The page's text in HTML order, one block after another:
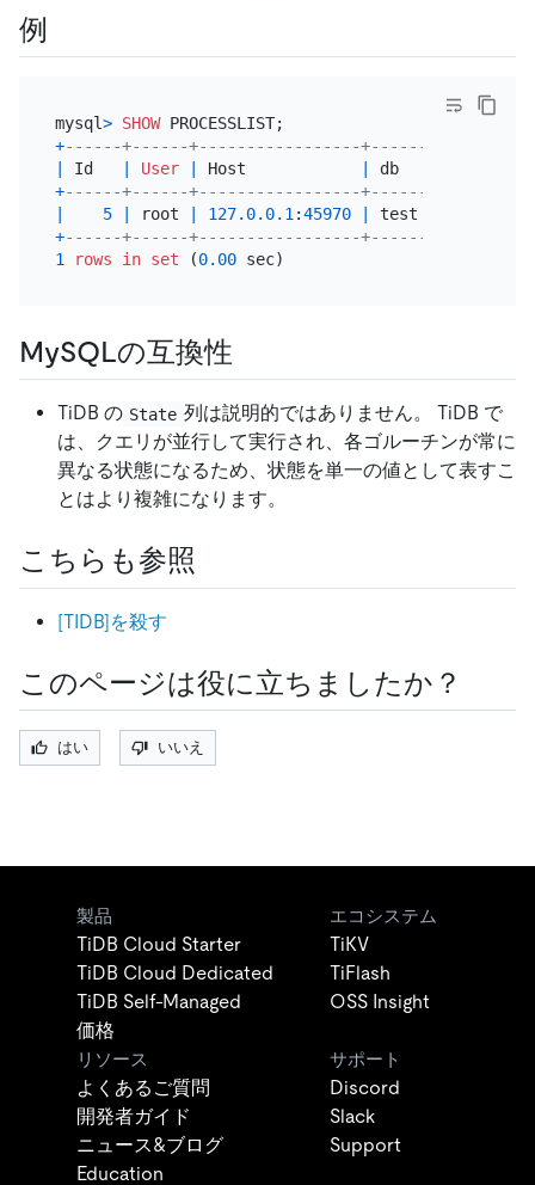
例
mysql> SHOW
+------+------+-----------------+------+---------
|
Id | User | Host | db
+------+------+-----------------+------+---------
|
5 | root | 127.0.0.1 :45970 | test
+------+------+-----------------+------+---------
1
rows in set (0.00
MySQLの互換性
TiDB の State 列は説明的ではありません。 TiDB で
は、クエリが並行して実行され、各ゴルーチンが常に
異なる状態になるため、状態を単一の値として表すこ
とはより複雑になります。
こちらも参照
[TIDB]を殺す
このページは役に立ちましたか？
はい いいえ
製品
TiDB Cloud Starter
TiDB Cloud Dedicated
TiDB Self-Managed
価格
エコシステム
TiKV
TiFlash
OSS Insight
リソース
よくあるご質問
開発者ガイド
ニュース&ブログ
Education
サポート
Discord
Slack
Support